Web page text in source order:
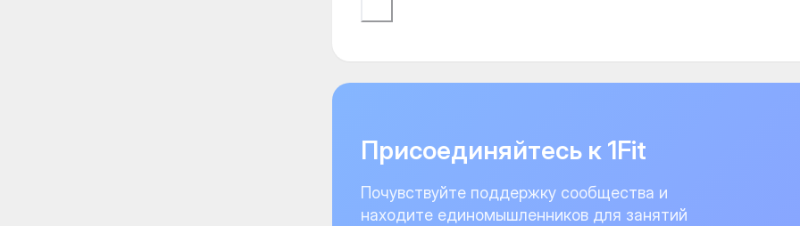
Присоединяйтесь к 1Fit
Почувствуйте поддержку сообщества и
находите единомышленников для занятий